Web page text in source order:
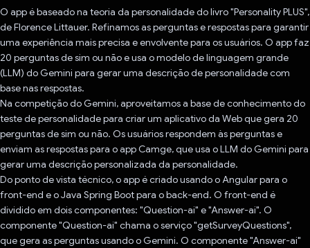
O app é baseado na teoria da personalidade do livro "Personality PLUS",
de Florence Littauer. Refinamos as perguntas e respostas para garantir
uma experiência mais precisa e envolvente para os usuários. O app faz
20 perguntas de sim ou não e usa o modelo de linguagem grande
(LLM) do Gemini para gerar uma descrição de personalidade com
base nas respostas.
Na competição do Gemini, aproveitamos a base de conhecimento do
teste de personalidade para criar um aplicativo da Web que gera 20
perguntas de sim ou não. Os usuários respondem às perguntas e
enviam as respostas para o app Camge, que usa o LLM do Gemini para
gerar uma descrição personalizada da personalidade.
Do ponto de vista técnico, o app é criado usando o Angular para o
front-end e o Java Spring Boot para o back-end. O front-end é
dividido em dois componentes: "Question-ai" e "Answer-ai". O
componente "Question-ai" chama o serviço "getSurveyQuestions",
que gera as perguntas usando o Gemini. O componente "Answer-ai"